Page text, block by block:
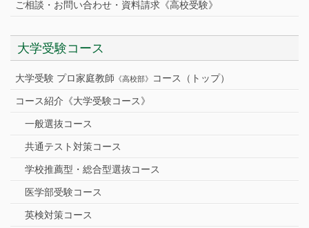
ご相談・お問い合わせ・資料請求《高校受験》
大学受験コース
大学受験 プロ家庭教師 《高校部》 コース（トップ）
コース紹介《大学受験コース》
一般選抜コース
共通テスト対策コース
学校推薦型・総合型選抜コース
医学部受験コース
英検対策コース